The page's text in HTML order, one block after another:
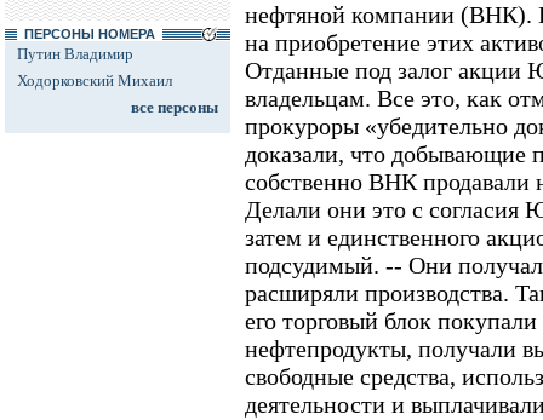
ПЕРСОНЫ НОМЕРА
Путин Владимир
Ходорковский Михаил
все персоны
нефтяной компании (ВНК).
на приобретение этих
Отданные под залог
владельцам. Все это, как
прокуроры «убедительно
доказали, что
собственно ВНК продавали
Делали они это с согласия
затем и единственного
подсудимый. -- Они
расширяли производства.
его торговый блок
нефтепродукты, получали
свободные средства,
деятельности и